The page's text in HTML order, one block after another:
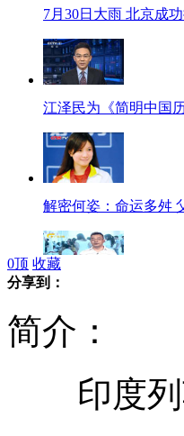
7月30日大雨 北京成
江泽民为《简明中国
解密何姿：命运多舛
中央军委举行晋升上
0顶 收藏
分享到：
简介：
印度列